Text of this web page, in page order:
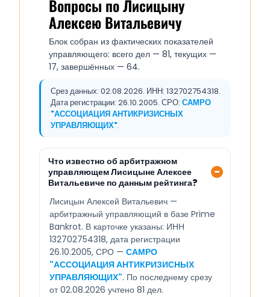
Вопросы по Лисицыну
Алексею Витальевичу
Блок собран из фактических показателей
управляющего: всего дел — 81, текущих —
17, завершённых — 64.
Срез данных: 02.08.2026. ИНН: 132702754318.
Дата регистрации: 26.10.2005. СРО: САМРО
"АССОЦИАЦИЯ АНТИКРИЗИСНЫХ
УПРАВЛЯЮЩИХ".
Что известно об арбитражном
управляющем Лисицыне Алексее
Витальевиче по данным рейтинга?
Лисицын Алексей Витальевич —
арбитражный управляющий в базе Prime
Bankrot. В карточке указаны: ИНН
132702754318, дата регистрации
26.10.2005, СРО — САМРО
"АССОЦИАЦИЯ АНТИКРИЗИСНЫХ
УПРАВЛЯЮЩИХ". По последнему срезу
от 02.08.2026 учтено 81 дел.